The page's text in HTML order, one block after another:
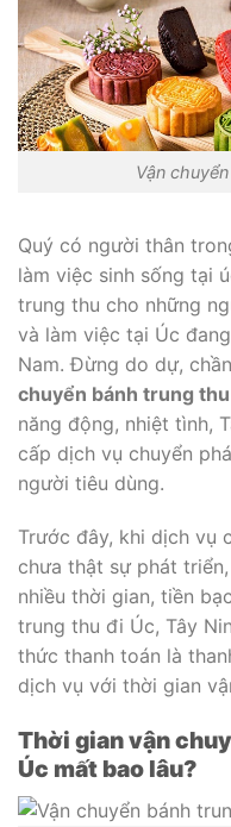
Vận
Quý có người thân
làm việc sinh sống tại
trung thu cho những
và làm việc tại Úc
Nam. Đừng do dự,
chuyển bánh trung
năng động, nhiệt tình,
cấp dịch vụ chuyển
người tiêu dùng.
Trước đây, khi dịch vụ
chưa thật sự phát
nhiều thời gian, tiền
trung thu đi Úc, Tây
thức thanh toán là
dịch vụ với thời gian
Thời gian vận
Úc mất bao lâu?